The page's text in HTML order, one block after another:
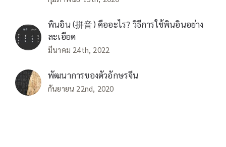
พินอิน (拼音) คืออะไร? วิธีการใช้พินอินอย่าง
ละเอียด
มีนาคม 24th, 2022
พัฒนาการของตัวอักษรจีน
กันยายน 22nd, 2020